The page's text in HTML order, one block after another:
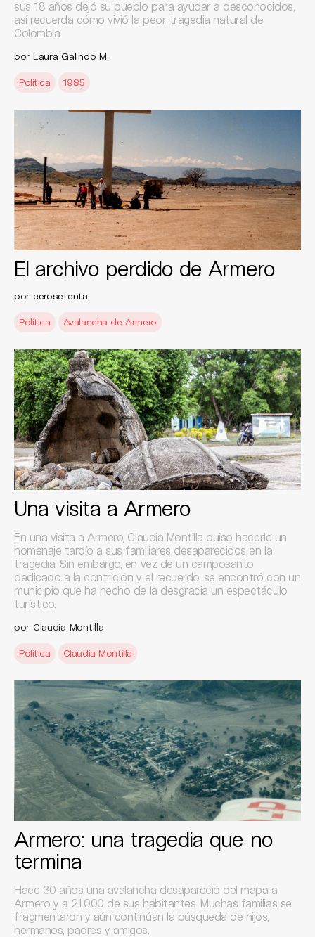
sus 18 años dejó su pueblo para ayudar a desconocidos,
así recuerda cómo vivió la peor tragedia natural de
Colombia.
por Laura Galindo M.
Política 1985
El archivo perdido de Armero
por cerosetenta
Política Avalancha de Armero
Una visita a Armero
En una visita a Armero, Claudia Montilla quiso hacerle un
homenaje tardío a sus familiares desaparecidos en la
tragedia. Sin embargo, en vez de un camposanto
dedicado a la contrición y el recuerdo, se encontró con un
municipio que ha hecho de la desgracia un espectáculo
turístico.
por Claudia Montilla
Política Claudia Montilla
Armero: una tragedia que no
termina
Hace 30 años una avalancha desapareció del mapa a
Armero y a 21.000 de sus habitantes. Muchas familias se
fragmentaron y aún continúan la búsqueda de hijos,
hermanos, padres y amigos.